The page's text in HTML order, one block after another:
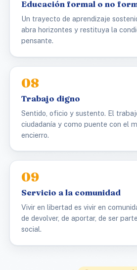
Educación formal o no
Un trayecto de aprendizaje
abra horizontes y restituya la
pensante.
08
Trabajo digno
Sentido, oficio y sustento. El
ciudadanía y como puente con el
encierro.
09
Servicio a la comunidad
Vivir en libertad es vivir en
de devolver, de aportar, de ser
social.